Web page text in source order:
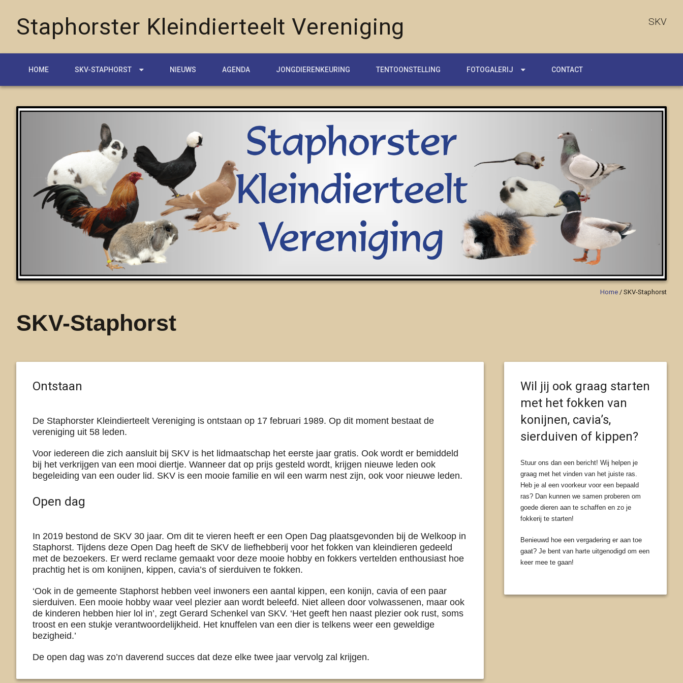
Staphorster Kleindierteelt Vereniging SKV
HOME SKV-STAPHORST NIEUWS AGENDA JONGDIERENKEURING TENTOONSTELLING FOTOGALERIJ CONTACT
Home / SKV-Staphorst
SKV-Staphorst
Ontstaan
De Staphorster Kleindierteelt Vereniging is ontstaan op 17 februari 1989. Op dit moment bestaat de
vereniging uit 58 leden.
Voor iedereen die zich aansluit bij SKV is het lidmaatschap het eerste jaar gratis. Ook wordt er bemiddeld
bij het verkrijgen van een mooi diertje. Wanneer dat op prijs gesteld wordt, krijgen nieuwe leden ook
begeleiding van een ouder lid. SKV is een mooie familie en wil een warm nest zijn, ook voor nieuwe leden.
Open dag
In 2019 bestond de SKV 30 jaar. Om dit te vieren heeft er een Open Dag plaatsgevonden bij de Welkoop in
Staphorst. Tijdens deze Open Dag heeft de SKV de liefhebberij voor het fokken van kleindieren gedeeld
met de bezoekers. Er werd reclame gemaakt voor deze mooie hobby en fokkers vertelden enthousiast hoe
prachtig het is om konijnen, kippen, cavia’s of sierduiven te fokken.
‘Ook in de gemeente Staphorst hebben veel inwoners een aantal kippen, een konijn, cavia of een paar
sierduiven. Een mooie hobby waar veel plezier aan wordt beleefd. Niet alleen door volwassenen, maar ook
de kinderen hebben hier lol in’, zegt Gerard Schenkel van SKV. ‘Het geeft hen naast plezier ook rust, soms
troost en een stukje verantwoordelijkheid. Het knuffelen van een dier is telkens weer een geweldige
bezigheid.’
De open dag was zo’n daverend succes dat deze elke twee jaar vervolg zal krijgen.
Wil jij ook graag starten
met het fokken van
konijnen, cavia’s,
sierduiven of kippen?
Stuur ons dan een bericht! Wij helpen je
graag met het vinden van het juiste ras.
Heb je al een voorkeur voor een bepaald
ras? Dan kunnen we samen proberen om
goede dieren aan te schaffen en zo je
fokkerij te starten!
Benieuwd hoe een vergadering er aan toe
gaat? Je bent van harte uitgenodigd om een
keer mee te gaan!